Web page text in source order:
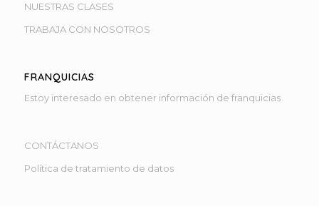
NUESTRAS CLASES
TRABAJA CON NOSOTROS
FRANQUICIAS
Estoy interesado en obtener información de franquicias
CONTÁCTANOS
Política de tratamiento de datos